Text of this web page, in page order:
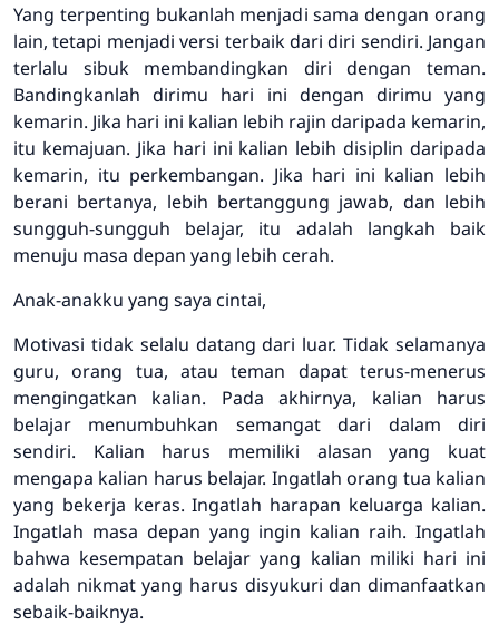
Yang terpenting bukanlah menjadi sama dengan orang
lain, tetapi menjadi versi terbaik dari diri sendiri. Jangan
terlalu sibuk membandingkan diri dengan teman.
Bandingkanlah dirimu hari ini dengan dirimu yang
kemarin. Jika hari ini kalian lebih rajin daripada kemarin,
itu kemajuan. Jika hari ini kalian lebih disiplin daripada
kemarin, itu perkembangan. Jika hari ini kalian lebih
berani bertanya, lebih bertanggung jawab, dan lebih
sungguh-sungguh belajar, itu adalah langkah baik
menuju masa depan yang lebih cerah.
Anak-anakku yang saya cintai,
Motivasi tidak selalu datang dari luar. Tidak selamanya
guru, orang tua, atau teman dapat terus-menerus
mengingatkan kalian. Pada akhirnya, kalian harus
belajar menumbuhkan semangat dari dalam diri
sendiri. Kalian harus memiliki alasan yang kuat
mengapa kalian harus belajar. Ingatlah orang tua kalian
yang bekerja keras. Ingatlah harapan keluarga kalian.
Ingatlah masa depan yang ingin kalian raih. Ingatlah
bahwa kesempatan belajar yang kalian miliki hari ini
adalah nikmat yang harus disyukuri dan dimanfaatkan
sebaik-baiknya.